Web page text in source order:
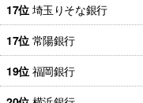
17位 埼玉りそな銀行
17位 常陽銀行
19位 福岡銀行